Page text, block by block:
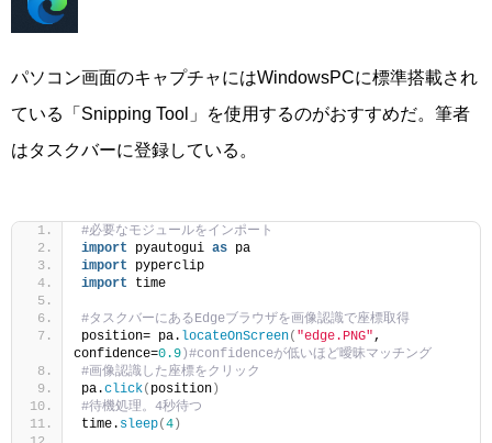
パソコン画面のキャプチャにはWindowsPCに標準搭載され
ている「Snipping Tool」を使用するのがおすすめだ。筆者
はタスクバーに登録している。
#必要なモジュールをインポート
import pyautogui as pa
import pyperclip
import time
#タスクバーにあるEdgeブラウザを画像認識で座標取得
position= pa. locateOnScreen( "edge.PNG",
confidence=0.9 )#confidenceが低いほど曖昧マッチング
#画像認識した座標をクリック
pa.click( position )
#待機処理。4秒待つ
time. sleep(4 )